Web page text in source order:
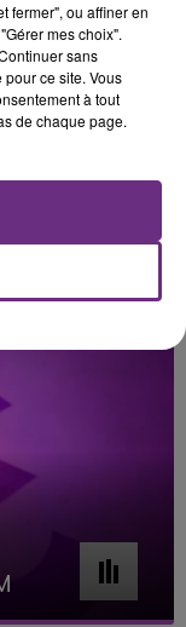
Traversee
fermer", ou affiner en
mes choix".
sans
ce site. Vous
à tout
de chaque page.